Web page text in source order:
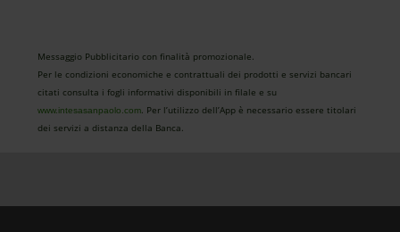
Messaggio Pubblicitario con finalità promozionale.
Per le condizioni economiche e contrattuali dei prodotti e servizi bancari
citati consulta i fogli informativi disponibili in filale e su
www.intesasanpaolo.com. Per l’utilizzo dell’App è necessario essere titolari
dei servizi a distanza della Banca.